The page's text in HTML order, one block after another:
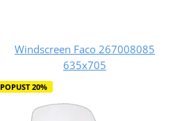
Windscreen Faco 267008085
635x705
POPUST 20%